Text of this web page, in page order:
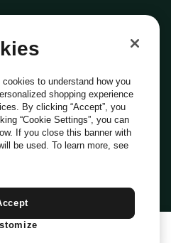
Preferenze Cookie
Codice Etico
indirizzo DPO: dpo@everli.com
to understand how you
shopping experience
By clicking “Accept”, you
“Cookie Settings”, you can
If you close this banner with
be used. To learn more, see